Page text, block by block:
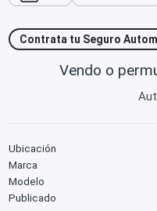
Contrata tu Seguro
Vendo o
Ubicación
Marca
Modelo
Publicado